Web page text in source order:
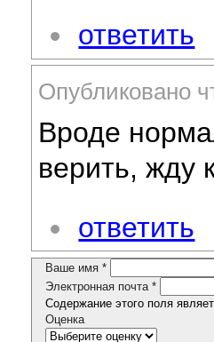
ответить
Опубликовано
Вроде
верить, жду
ответить
Ваше имя *
Электронная почта *
Содержание этого поля
Оценка